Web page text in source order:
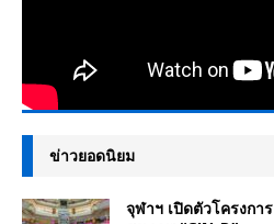
ข่าวยอดนิยม
จุฬาฯ เปิดตัวโครงก